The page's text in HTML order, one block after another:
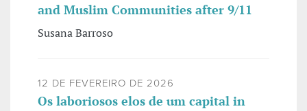
and Muslim Communities after 9/11
Susana Barroso
12 DE FEVEREIRO DE 2026
Os laboriosos elos de um capital in